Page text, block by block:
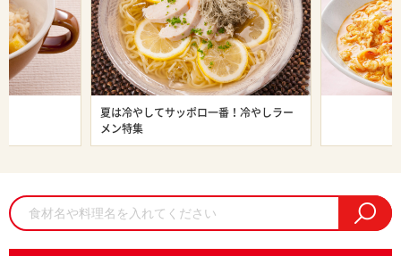
夏は冷やしてサッポロ一番！冷やしラー
メン特集